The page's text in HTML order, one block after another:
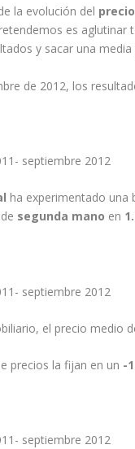
la evolución del
es
y sacar una
de 2012, los
septiembre 2012
ha experimentado una
segunda mano en
septiembre 2012
el precio medio
precios la fijan en un -
septiembre 2012